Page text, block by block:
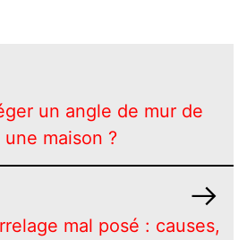
un angle de mur de
une maison ?
mal posé : causes,